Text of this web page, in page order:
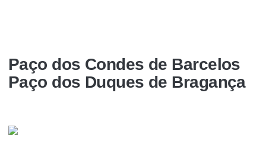
Paço dos Condes de Barcelos
Paço dos Duques de Bragança